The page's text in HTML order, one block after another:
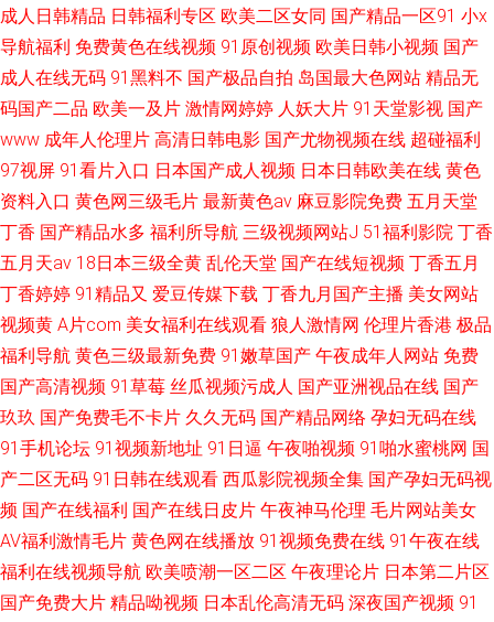
成人日韩精品 日韩福利专区 欧美二区女同 国产精品一区91 小x
导航福利 免费黄色在线视频 91原创视频 欧美日韩小视频 国产
成人在线无码 91黑料不 国产极品自拍 岛国最大色网站 精品无
码国产二品 欧美一及片 激情网婷婷 人妖大片 91天堂影视 国产
www 成年人伦理片 高清日韩电影 国产尤物视频在线 超碰福利
97视屏 91看片入口 日本国产成人视频 日本日韩欧美在线 黄色
资料入口 黄色网三级毛片 最新黄色av 麻豆影院免费 五月天堂
丁香 国产精品水多 福利所导航 三级视频网站J 51福利影院 丁香
五月天av 18日本三级全黄 乱伦天堂 国产在线短视频 丁香五月
丁香婷婷 91精品又 爱豆传媒下载 丁香九月国产主播 美女网站
视频黄 A片com 美女福利在线观看 狼人激情网 伦理片香港 极品
福利导航 黄色三级最新免费 91嫩草国产 午夜成年人网站 免费
国产高清视频 91草莓 丝瓜视频污成人 国产亚洲视品在线 国产
玖玖 国产免费毛不卡片 久久无码 国产精品网络 孕妇无码在线
91手机论坛 91视频新地址 91日逼 午夜啪视频 91啪水蜜桃网 国
产二区无码 91日韩在线观看 西瓜影院视频全集 国产孕妇无码视
频 国产在线福利 国产在线日皮片 午夜神马伦理 毛片网站美女
AV福利激情毛片 黄色网在线播放 91视频免费在线 91午夜在线
福利在线视频导航 欧美喷潮一区二区 午夜理论片 日本第二片区
国产免费大片 精品呦视频 日本乱伦高清无码 深夜国产视频 91